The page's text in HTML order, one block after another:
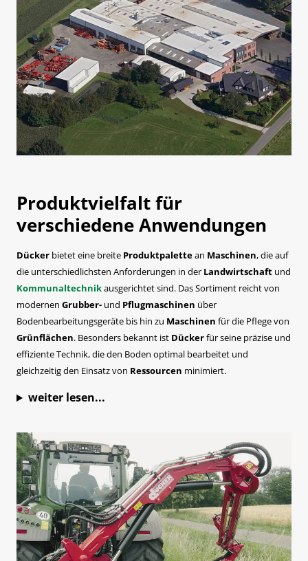
Produktvielfalt für
verschiedene Anwendungen
Dücker bietet eine breite Produktpalettean Maschinen, die auf
die unterschiedlichsten Anforderungen in der Landwirtschaft und
Kommunaltechnikausgerichtet sind. Das Sortiment reicht von
modernen Grubber- und Pflugmaschinen über
Bodenbearbeitungsgeräte bis hin zu Maschinen für die Pflege von
Grünflächen. Besonders bekannt ist Dückerfür seine präzise und
effiziente Technik, die den Boden optimal bearbeitet und
gleichzeitig den Einsatz von Ressourcen minimiert.
weiter lesen...